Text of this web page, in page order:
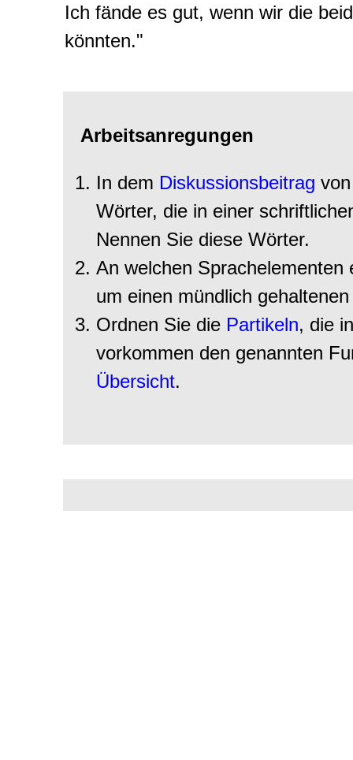
Ich fände es gut, wenn wir die
könnten."
Arbeitsanregungen
In dem Diskussionsbeitrag
Wörter, die in einer
Nennen Sie diese Wörter.
An welchen
um einen mündlich
Ordnen Sie die Partikeln, die
vorkommen den genannten
Übersicht.